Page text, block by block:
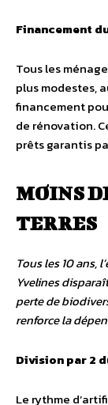
Financement
Tous les
plus modestes,
financement
de rénovation.
prêts garantis
MOINS
TERRES
Tous les 10 ans,
Yvelines
perte de
renforce la
Division par 2
Le rythme